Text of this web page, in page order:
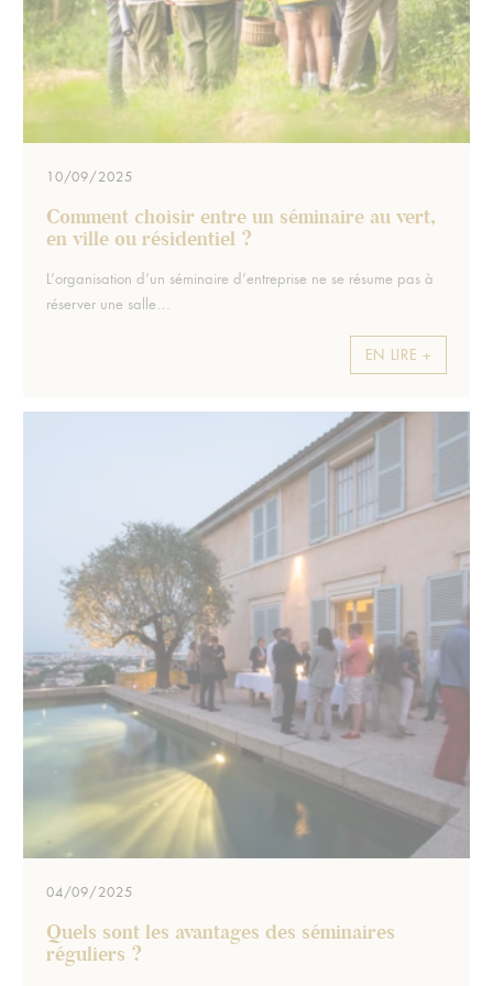
Comment choisir entre un séminaire au vert,
en ville ou résidentiel ?
10/09/2025
Extrait :
L’organisation d’un séminaire d’entreprise ne se résume pas à
réserver une salle…
EN LIRE +
Quels sont les avantages des séminaires
réguliers ?
04/09/2025